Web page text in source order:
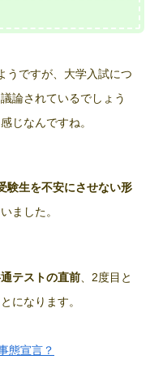
うですが、大学入試につ
論されているでしょう
じなんですね。
験生を不安にさせない形
ました。
テストの直前 、2度目と
になります。
態宣言？